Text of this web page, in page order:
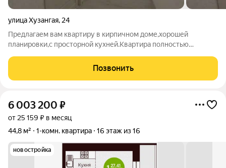
улица Хузангая, 24
Предлагаем вам квартиру в кирпичном доме,хорошей
планировки,с просторной кухней.Квартира полностью
много дополнительных розеток.Выровнены и оклеены
высококачественными обоями стены.Выровнен и
Позвонить
6 003 200 ₽
от 25 159 ₽ в месяц
44,8 м²
1-комн. квартира 16 этаж из 16
новостройка